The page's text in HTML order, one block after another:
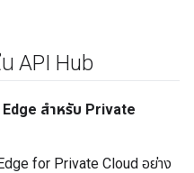
API Hub
สำหรับ Private
for Private Cloud อย่าง